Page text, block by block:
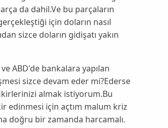
da dahil.Ve bu parçaların
için doların nasıl
sizce doların gidişatı yakın
ABD'de bankalara yapılan
sizce devam eder mi?Ederse
almak istiyorum.Bu
edinmesi için açtım malum kriz
doğru bir zamanda harcamalı.